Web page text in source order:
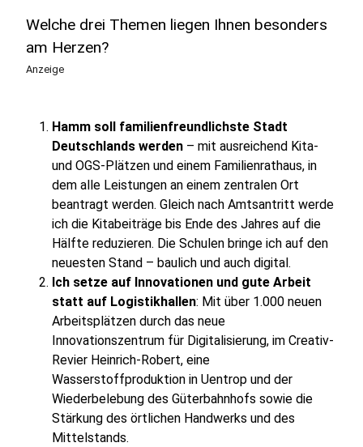
Welche drei Themen liegen Ihnen besonders
am Herzen?
Anzeige
Hamm soll familienfreundlichste Stadt
Deutschlands werden – mit ausreichend Kita-
und OGS-Plätzen und einem Familienrathaus, in
dem alle Leistungen an einem zentralen Ort
beantragt werden. Gleich nach Amtsantritt werde
ich die Kitabeiträge bis Ende des Jahres auf die
Hälfte reduzieren. Die Schulen bringe ich auf den
neuesten Stand – baulich und auch digital.
Ich setze auf Innovationen und gute Arbeit
statt auf Logistikhallen: Mit über 1.000 neuen
Arbeitsplätzen durch das neue
Innovationszentrum für Digitalisierung, im Creativ-
Revier Heinrich-Robert, eine
Wasserstoffproduktion in Uentrop und der
Wiederbelebung des Güterbahnhofs sowie die
Stärkung des örtlichen Handwerks und des
Mittelstands.